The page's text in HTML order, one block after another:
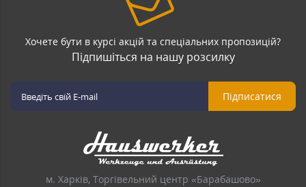
Хочете бути в курсі акцій та спеціальних пропозицій?
Підпишіться на нашу розсилку
Підписатися
м. Харків, Торгівельний центр «Барабашово»